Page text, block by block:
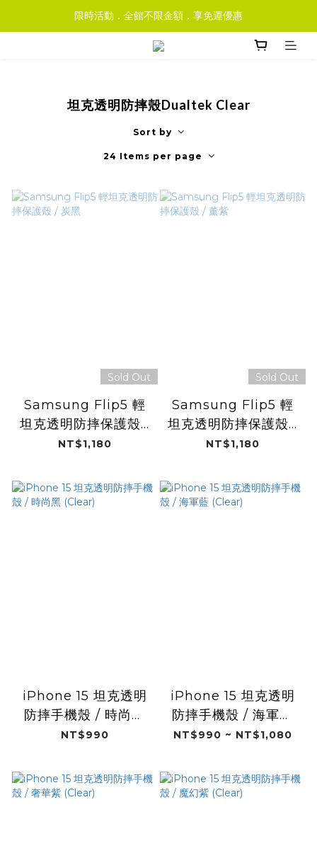
限時活動．全館不限金額．享免運優惠
坦克透明防摔殼Dualtek Clear
Sort by
24 Items per page
Sold Out
Samsung Flip5 輕
坦克透明防摔保護殼 /
炭黑
NT$1,180
Sold Out
Samsung Flip5 輕
坦克透明防摔保護殼 /
薰紫
NT$1,180
iPhone 15 坦克透明
防摔手機殼 / 時尚黑
(Clear)
NT$990
iPhone 15 坦克透明
防摔手機殼 / 海軍藍
(Clear)
NT$990 ~ NT$1,080